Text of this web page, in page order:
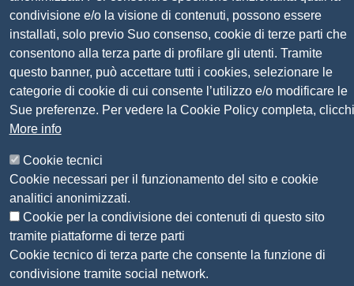
Seguici su
Sito web
Amministrazione trasparente
Mappa del sito
Privacy
Social Media Policy
Dichiarazione di accessibilità
Feedback accessibilità
Siti tematici: Maremma e Tirreno Itinerari
© 2026 CAMERA DI COMMERCIO DELLA
MAREMMA E DEL TIRRENO
condivisione e/o la visione di contenuti, possono essere
installati, solo previo Suo consenso, cookie di terze parti che
consentono alla terza parte di profilare gli utenti. Tramite
questo banner, può accettare tutti i cookies, selezionare le
categorie di cookie di cui consente l’utilizzo e/o modificare le
Sue preferenze. Per vedere la Cookie Policy completa, clicchi
More info
Cookie tecnici
Cookie necessari per il funzionamento del sito e cookie
analitici anonimizzati.
Cookie per la condivisione dei contenuti di questo sito
tramite piattaforme di terze parti
Cookie tecnico di terza parte che consente la funzione di
condivisione tramite social network.